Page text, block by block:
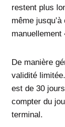
restent plus
même
De manière
validité
est de 30
compter du
terminal.